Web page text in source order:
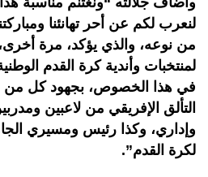
لنعرب لكم عن أحر تهانئنا
من نوعه، والذي يؤكد، مرة
لمنتخبات وأندية كرة القدم
في هذا الخصوص، بجهود كل من
التألق الإفريقي من لاعبين
وإداري، وكذا رئيس ومسيري
لكرة القدم”.